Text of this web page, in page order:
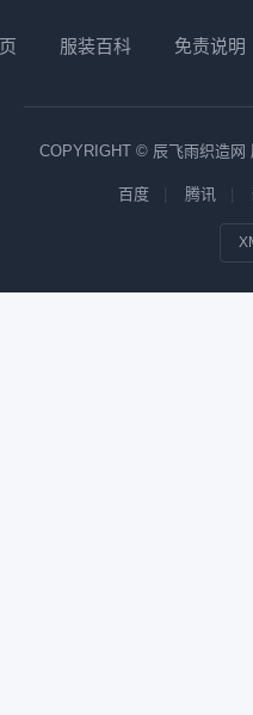
服装百科 免责说明
COPYRIGHT © 辰飞雨织造网
百度 腾讯